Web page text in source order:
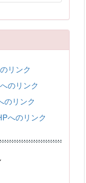
リンク
のリンク
のリンク
へのリンク